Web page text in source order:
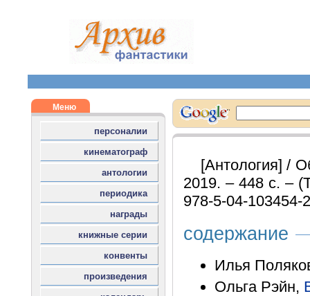
[Антология] /
2019. – 448 с. –
978-5-04-103454-2
содержание
Илья
Ольга Рэйн,